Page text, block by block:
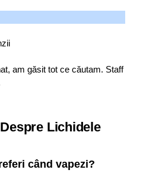
am găsit tot ce căutam. Staff
Lichidele
când vapezi?